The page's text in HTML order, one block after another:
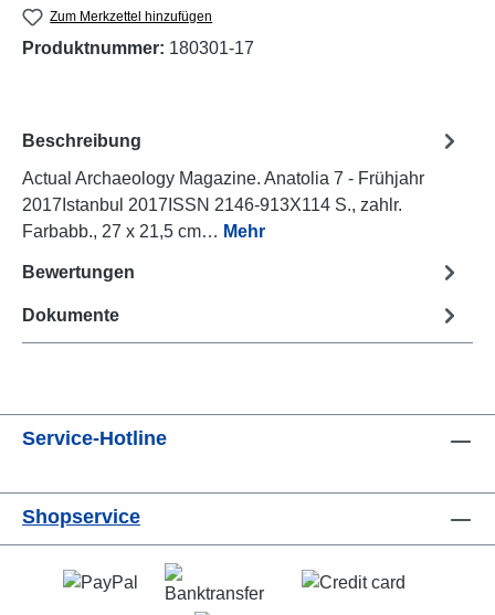
Zum Merkzettel hinzufügen
Produktnummer: 180301-17
Beschreibung
Actual Archaeology Magazine. Anatolia 7 - Frühjahr
2017Istanbul 2017ISSN 2146-913X114 S., zahlr.
Farbabb., 27 x 21,5 cm… Mehr
Bewertungen
Dokumente
Service-Hotline
Shopservice